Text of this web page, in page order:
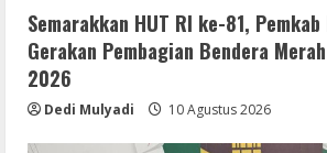
Semarakkan HUT RI ke-81,
Gerakan Pembagian Bendera
2026
Dedi Mulyadi 10 Agustus 2026